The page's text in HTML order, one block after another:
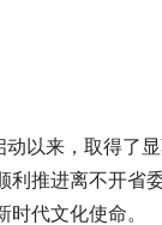
以来，取得了
利推进离不开省
代文化使命。